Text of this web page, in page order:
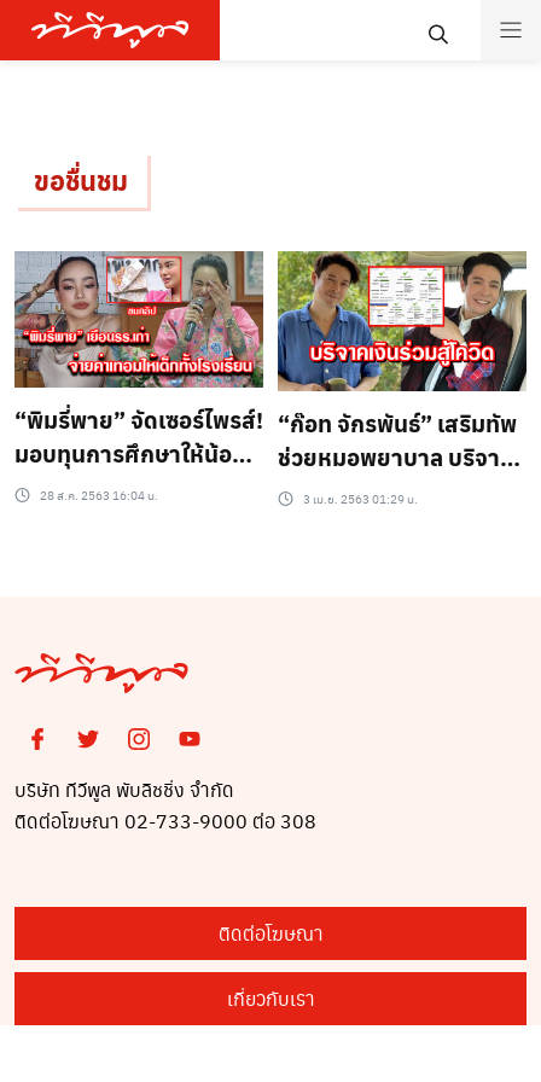
ขอชื่นชม
“พิมรี่พาย” จัดเซอร์ไพรส์!
มอบทุนการศึกษาให้น้องๆ
ทั้งโรงเรียน
28 ส.ค. 2563 16:04 น.
“ก๊อท จักรพันธ์” เสริมทัพ
ช่วยหมอพยาบาล บริจาค
เงินร่วมสู้โควิด 7 แสนบาท
3 เม.ย. 2563 01:29 น.
บริษัท ทีวีพูล พับลิชชิ่ง จำกัด
ติดต่อโฆษณา 02-733-9000 ต่อ 308
ติดต่อโฆษณา
เกี่ยวกับเรา